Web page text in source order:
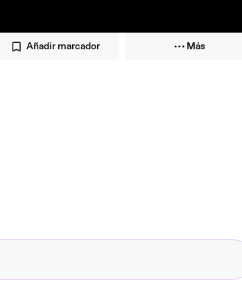
Añadir marcador Más